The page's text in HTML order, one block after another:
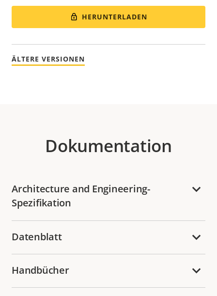
HERUNTERLADEN
ÄLTERE VERSIONEN
Dokumentation
Architecture and Engineering-
Spezifikation
Datenblatt
Handbücher